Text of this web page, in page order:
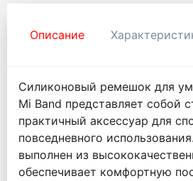
Описание
Силиконовый ремешок для
Mi Band представляет собой
практичный аксессуар для
повседневного
выполнен из
обеспечивает комфортную